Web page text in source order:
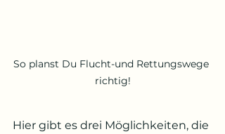
So planst Du Flucht-und Rettungswege
richtig!
Hier gibt es drei Möglichkeiten, die